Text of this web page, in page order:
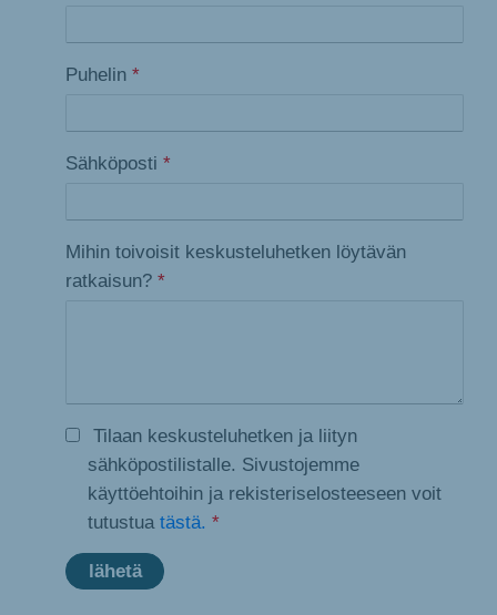
Puhelin *
Sähköposti *
Mihin toivoisit keskusteluhetken löytävän
ratkaisun? *
Tilaan keskusteluhetken ja liityn
sähköpostilistalle. Sivustojemme
käyttöehtoihin ja rekisteriselosteeseen voit
tutustua tästä. *